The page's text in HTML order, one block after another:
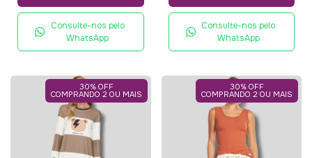
Consulte-nos pelo
WhatsApp
Consulte-nos pelo
WhatsApp
30% OFF
COMPRANDO 2 OU MAIS
30% OFF
COMPRANDO 2 OU MAIS